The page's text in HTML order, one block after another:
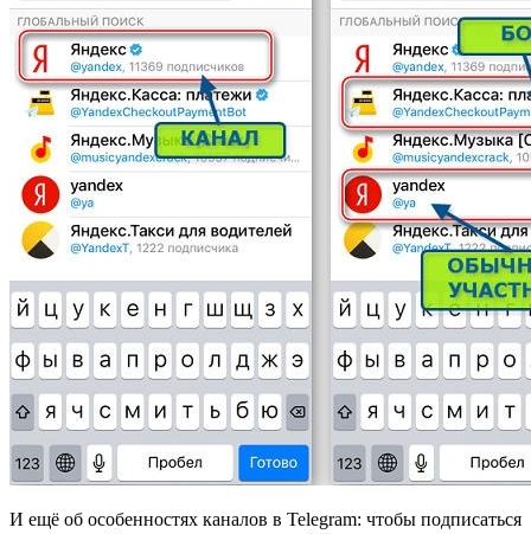
И ещё об особенностях каналов в Telegram: чтобы подписаться